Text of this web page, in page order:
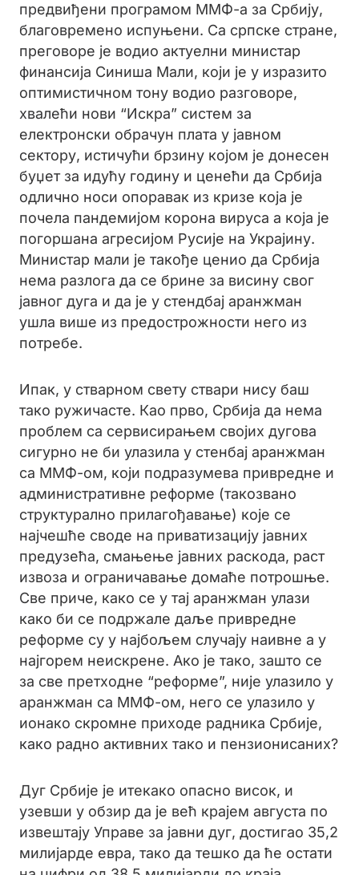
предвиђени програмом ММФ-а за Србију,
благовремено испуњени. Са српске стране,
преговоре је водио актуелни министар
финансија Синиша Мали, који је у изразито
оптимистичном тону водио разговоре,
хвалећи нови “Искра” систем за
електронски обрачун плата у јавном
сектору, истичући брзину којом је донесен
буџет за идућу годину и ценећи да Србија
одлично носи опоравак из кризе која је
почела пандемијом корона вируса а која је
погоршана агресијом Русије на Украјину.
Министар мали је такође ценио да Србија
нема разлога да се брине за висину свог
јавног дуга и да је у стендбај аранжман
ушла више из предострожности него из
потребе.
Ипак, у стварном свету ствари нису баш
тако ружичасте. Као прво, Србија да нема
проблем са сервисирањем својих дугова
сигурно не би улазила у стенбај аранжман
са ММФ-ом, који подразумева привредне и
административне реформе (такозвано
структурално прилагођавање) које се
најчешће своде на приватизацију јавних
предузећа, смањење јавних раскода, раст
извоза и ограничавање домаће потрошње.
Све приче, како се у тај аранжман улази
како би се подржале даље привредне
реформе су у најбољем случају наивне а у
најгорем неискрене. Ако је тако, зашто се
за све претходне “реформе”, није улазило у
аранжман са ММФ-ом, него се улазило у
ионако скромне приходе радника Србије,
како радно активних тако и пензионисаних?
Дуг Србије је итекако опасно висок, и
узевши у обзир да је већ крајем августа по
извештају Управе за јавни дуг, достигао 35,2
милијарде евра, тако да тешко да ће остати